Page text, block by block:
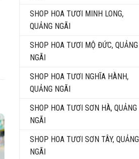
SHOP HOA TƯƠI MINH LONG,
QUẢNG NGÃI
SHOP HOA TƯƠI MỘ ĐỨC, QUẢNG
NGÃI
SHOP HOA TƯƠI NGHĨA HÀNH,
QUẢNG NGÃI
SHOP HOA TƯƠI SƠN HÀ, QUẢNG
NGÃI
SHOP HOA TƯƠI SƠN TÂY, QUẢNG
NGÃI